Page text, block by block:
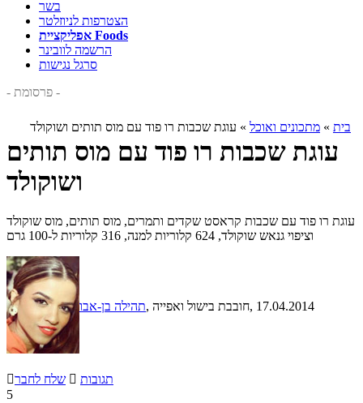
בשר
הצטרפות לניוזלטר
אפליקציית Foods
הרשמה לוובינר
סרגל נגישות
- פרסומת -
בית » מתכונים ואוכל » עוגת שכבות רו פוד עם מוס תותים ושוקולד
עוגת שכבות רו פוד עם מוס תותים
ושוקולד
עוגת רו פוד עם שכבות קראסט שקדים ותמרים, מוס תותים, מוס שוקולד
וציפוי גנאש שוקולד, 624 קלוריות למנה, 316 קלוריות ל-100 גרם
תהילה בן-אבו , חובבת בישול ואפייה, 17.04.2014
שלח לחבר  תגובות
5